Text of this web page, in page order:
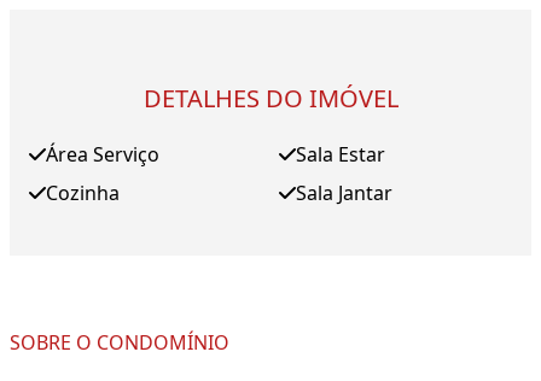
DETALHES DO IMÓVEL
Área Serviço
Cozinha
Sala Estar
Sala Jantar
SOBRE O CONDOMÍNIO